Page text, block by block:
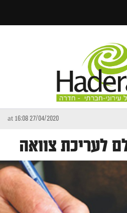
27/04/2020 at 16:08
לעריכת צוואה